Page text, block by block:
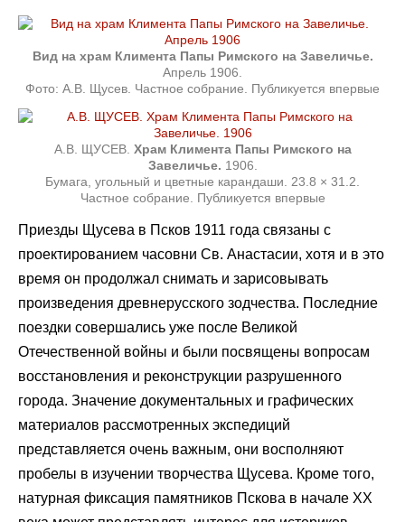
Вид на храм Климента Папы Римского на Завеличье.
Апрель 1906.
Фото: А.В. Щусев. Частное собрание. Публикуется впервые
А.В. ЩУСЕВ. Храм Климента Папы Римского на
Завеличье. 1906.
Бумага, угольный и цветные карандаши. 23.8 × 31.2.
Частное собрание. Публикуется впервые
Приезды Щусева в Псков 1911 года связаны с
проектированием часовни Св. Анастасии, хотя и в это
время он продолжал снимать и зарисовывать
произведения древнерусского зодчества. Последние
поездки совершались уже после Великой
Отечественной войны и были посвящены вопросам
восстановления и реконструкции разрушенного
города. Значение документальных и графических
материалов рассмотренных экспедиций
представляется очень важным, они восполняют
пробелы в изучении творчества Щусева. Кроме того,
натурная фиксация памятников Пскова в начале XX